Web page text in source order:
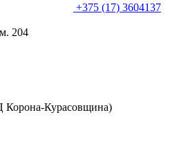
+375 (17) 3604137
204
Корона-Курасовщина)